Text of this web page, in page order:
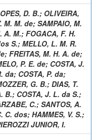
D. B.; OLIVEIRA,
M. M. de; SAMPAIO, M.
A. M.; FOGACA, F. H.
S.; MELLO, L. M. R.
; FREITAS, M. H. A. de;
P. E. de; COSTA, J.
da; COSTA, P. da;
G. B.; DIAS, T.
B.; COSTA, J. L. da S.;
C.; SANTOS, A.
C. dos; HAMMES, V. S.;
JUNIOR, I.